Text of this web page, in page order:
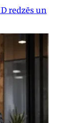
redzēs un